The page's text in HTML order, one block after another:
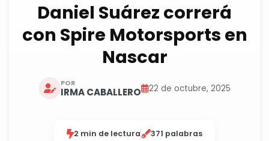
Daniel Suárez correrá
con Spire Motorsports en
Nascar
POR
IRMA CABALLERO 22 de octubre, 2025
2 min de lectura 371 palabras